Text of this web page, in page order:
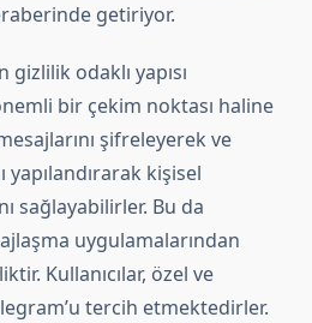
getiriyor.
gizlilik odaklı yapısı
bir çekim noktası haline
şifreleyerek ve
yapılandırarak kişisel
sağlayabilirler. Bu da
uygulamalarından
Kullanıcılar, özel ve
tercih etmektedirler.